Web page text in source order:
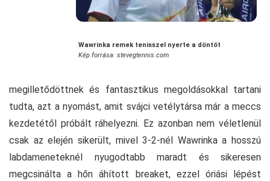
Wawrinka remek tenisszel nyerte a döntőt
Kép forrása: stevegtennis.com
megilletődöttnek és fantasztikus megoldásokkal tartani
tudta, azt a nyomást, amit svájci vetélytársa már a meccs
kezdetétől próbált ráhelyezni. Ez azonban nem véletlenül
csak az elején sikerült, mivel 3-2-nél Wawrinka a hosszú
labdameneteknél nyugodtabb maradt és sikeresen
megcsinálta a hőn áhított breaket, ezzel óriási lépést